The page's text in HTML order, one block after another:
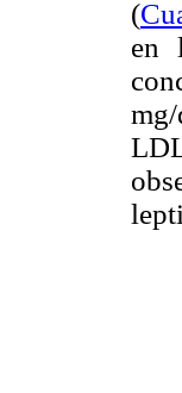
(
en